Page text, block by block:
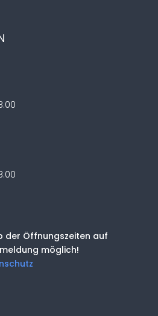
der Öffnungszeiten auf
möglich!